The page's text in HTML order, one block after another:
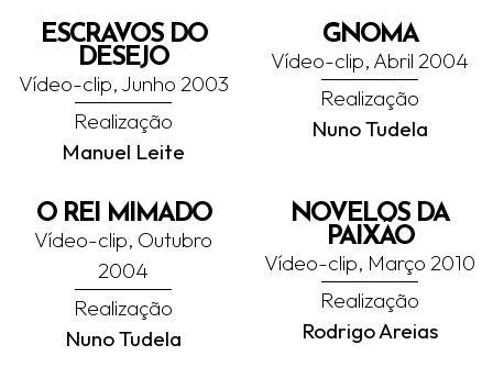
ESCRAVOS DO
DESEJO
Vídeo-clip, Junho 2003
Realização
Manuel Leite
GNOMA
Vídeo-clip, Abril 2004
Realização
Nuno Tudela
O REI MIMADO
Vídeo-clip, Outubro
2004
Realização
Nuno Tudela
NOVELOS DA
PAIXÃO
Vídeo-clip, Março 2010
Realização
Rodrigo Areias